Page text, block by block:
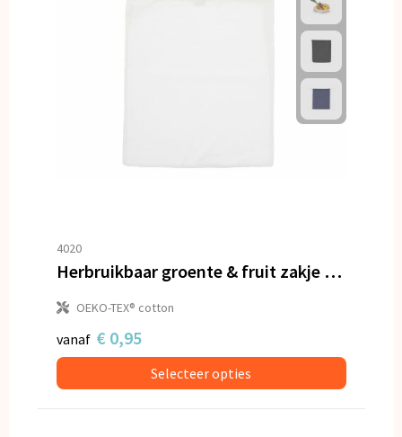
4020
Herbruikbaar groente & fruit zakje OEKO-TEX® katoen 40x45cm
OEKO-TEX® cotton
vanaf € 0,95
Selecteer opties